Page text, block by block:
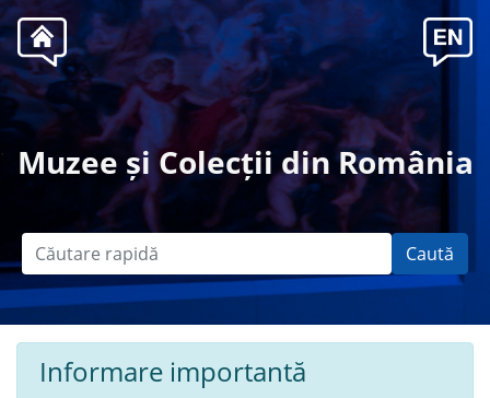
Muzee și Colecții din România
Caută
Informare importantă